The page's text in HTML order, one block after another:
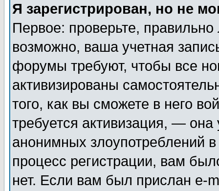
Я зарегистрирован, но не
Первое: проверьте,
возможно, ваша учетная
форумы требуют, чтобы все
активизированы
того, как вы сможете в него
требуется активизация, —
анонимных злоупотреблений
процесс регистрации, вам
нет. Если вам был прислан e-